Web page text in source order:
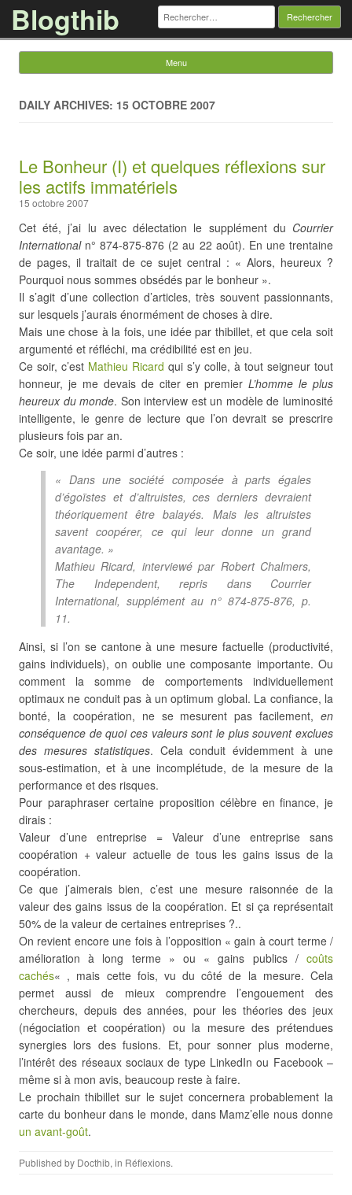
Blogthib Rechercher :
Menu
DAILY ARCHIVES: 15 OCTOBRE 2007
Le Bonheur (I) et quelques réflexions sur
les actifs immatériels
15 octobre 2007
Cet été, j’ai lu avec délectation le supplément du Courrier
Internationaln° 874-875-876 (2 au 22 août). En une trentaine
de pages, il traitait de ce sujet central : « Alors, heureux ?
Pourquoi nous sommes obsédés par le bonheur ».
Il s’agit d’une collection d’articles, très souvent passionnants,
sur lesquels j’aurais énormément de choses à dire.
Mais une chose à la fois, une idée par thibillet, et que cela soit
argumenté et réfléchi, ma crédibilité est en jeu.
Ce soir, c’est Mathieu Ricard qui s’y colle, à tout seigneur tout
honneur, je me devais de citer en premier L’homme le plus
heureux du monde. Son interview est un modèle de luminosité
intelligente, le genre de lecture que l’on devrait se prescrire
plusieurs fois par an.
Ce soir, une idée parmi d’autres :
« Dans une société composée à parts égales
d’égoïstes et d’altruistes, ces derniers devraient
théoriquement être balayés. Mais les altruistes
savent coopérer, ce qui leur donne un grand
avantage. »
Mathieu Ricard, interviewé par Robert Chalmers,
The Independent, repris dans Courrier
International, supplément au n° 874-875-876, p.
11.
Ainsi, si l’on se cantone à une mesure factuelle (productivité,
gains individuels), on oublie une composante importante. Ou
comment la somme de comportements individuellement
optimaux ne conduit pas à un optimum global. La confiance, la
bonté, la coopération, ne se mesurent pas facilement, en
conséquence de quoi ces valeurs sont le plus souvent exclues
des mesures statistiques. Cela conduit évidemment à une
sous-estimation, et à une incomplétude, de la mesure de la
performance et des risques.
Pour paraphraser certaine proposition célèbre en finance, je
dirais :
Valeur d’une entreprise = Valeur d’une entreprise sans
coopération + valeur actuelle de tous les gains issus de la
coopération.
Ce que j’aimerais bien, c’est une mesure raisonnée de la
valeur des gains issus de la coopération. Et si ça représentait
50% de la valeur de certaines entreprises ?..
On revient encore une fois à l’opposition « gain à court terme /
amélioration à long terme » ou « gains publics / coûts
cachés« , mais cette fois, vu du côté de la mesure. Cela
permet aussi de mieux comprendre l’engouement des
chercheurs, depuis des années, pour les théories des jeux
(négociation et coopération) ou la mesure des prétendues
synergies lors des fusions. Et, pour sonner plus moderne,
l’intérêt des réseaux sociaux de type LinkedIn ou Facebook –
même si à mon avis, beaucoup reste à faire.
Le prochain thibillet sur le sujet concernera probablement la
carte du bonheur dans le monde, dans Mamz’elle nous donne
un avant-goût.
Published by Docthib, in Réflexions.